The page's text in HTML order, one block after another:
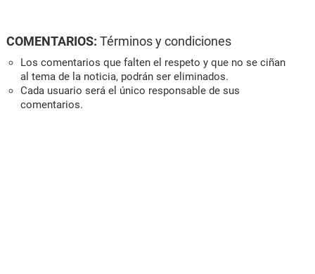
COMENTARIOS: Términos y condiciones
Los comentarios que falten el respeto y que no se ciñan
al tema de la noticia, podrán ser eliminados.
Cada usuario será el único responsable de sus
comentarios.